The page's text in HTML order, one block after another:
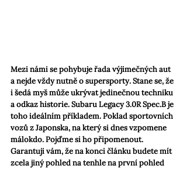
Mezi námi se pohybuje řada výjimečných aut
a nejde vždy nutně o supersporty. Stane se, že
i šedá myš může ukrývat jedinečnou techniku
a odkaz historie. Subaru Legacy 3.0R Spec.B je
toho ideálním příkladem. Poklad sportovních
vozů z Japonska, na který si dnes vzpomene
málokdo. Pojďme si ho připomenout.
Garantuji vám, že na konci článku budete mít
zcela jiný pohled na tenhle na první pohled